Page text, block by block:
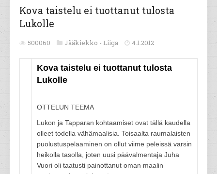
Kova taistelu ei tuottanut tulosta
Lukolle
500060 Jääkiekko - Liiga 4.1.2012
Kova taistelu ei tuottanut tulosta
Lukolle
OTTELUN TEEMA
Lukon ja Tapparan kohtaamiset ovat tällä kaudella
olleet todella vähämaalisia. Toisaalta raumalaisten
puolustuspelaaminen on ollut viime peleissä varsin
heikolla tasolla, joten uusi päävalmentaja Juha
Vuori oli taatusti painottanut oman maalin